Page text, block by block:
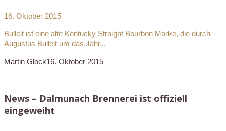
16. Oktober 2015
Bulleit ist eine alte Kentucky Straight Bourbon Marke, die durch
Augustus Bulleit um das Jahr...
Martin Glock16. Oktober 2015
News – Dalmunach Brennerei ist offiziell
eingeweiht